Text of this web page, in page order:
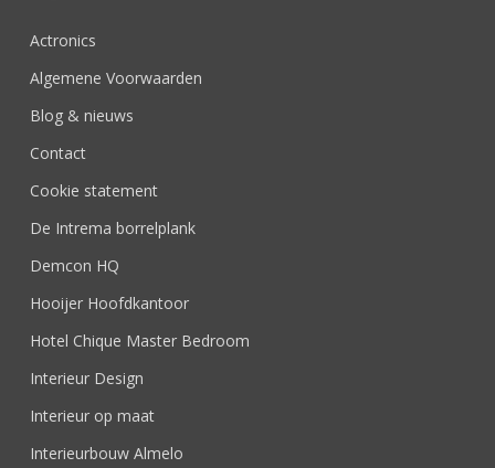
Actronics
Algemene Voorwaarden
Blog & nieuws
Contact
Cookie statement
De Intrema borrelplank
Demcon HQ
Hooijer Hoofdkantoor
Hotel Chique Master Bedroom
Interieur Design
Interieur op maat
Interieurbouw Almelo